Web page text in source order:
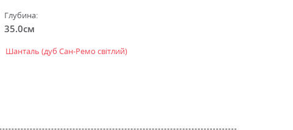
Глубина:
35.0см
Шанталь (дуб Сан-Ремо світлий)